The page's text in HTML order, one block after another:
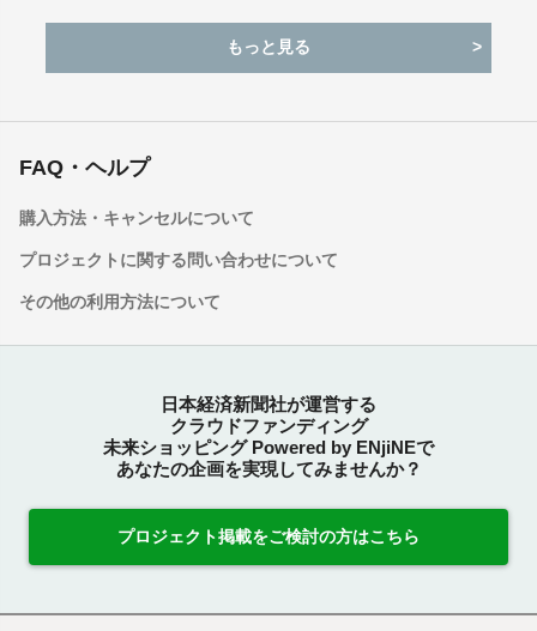
もっと見る
FAQ・ヘルプ
購入方法・キャンセルについて
プロジェクトに関する問い合わせについて
その他の利用方法について
日本経済新聞社が運営する
クラウドファンディング
未来ショッピング Powered by ENjiNEで
あなたの企画を実現してみませんか？
プロジェクト掲載をご検討の方はこちら